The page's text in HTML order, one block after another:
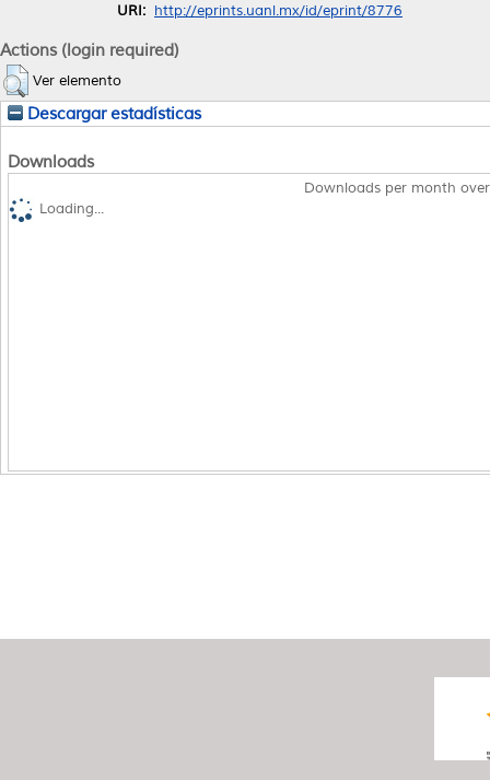
URI: http://eprints.uanl.mx/id/eprint/8776
Actions (login required)
Ver elemento
Descargar estadísticas
Downloads
Downloads per month
Loading...